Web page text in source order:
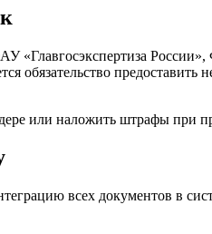
«Главгосэкспертиза
обязательство
или наложить штрафы при
всех документов в